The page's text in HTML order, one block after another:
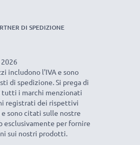
DI SPEDIZIONE
includono l'IVA e sono
di spedizione. Si prega di
tutti i marchi menzionati
registrati dei rispettivi
sono citati sulle nostre
esclusivamente per fornire
sui nostri prodotti.